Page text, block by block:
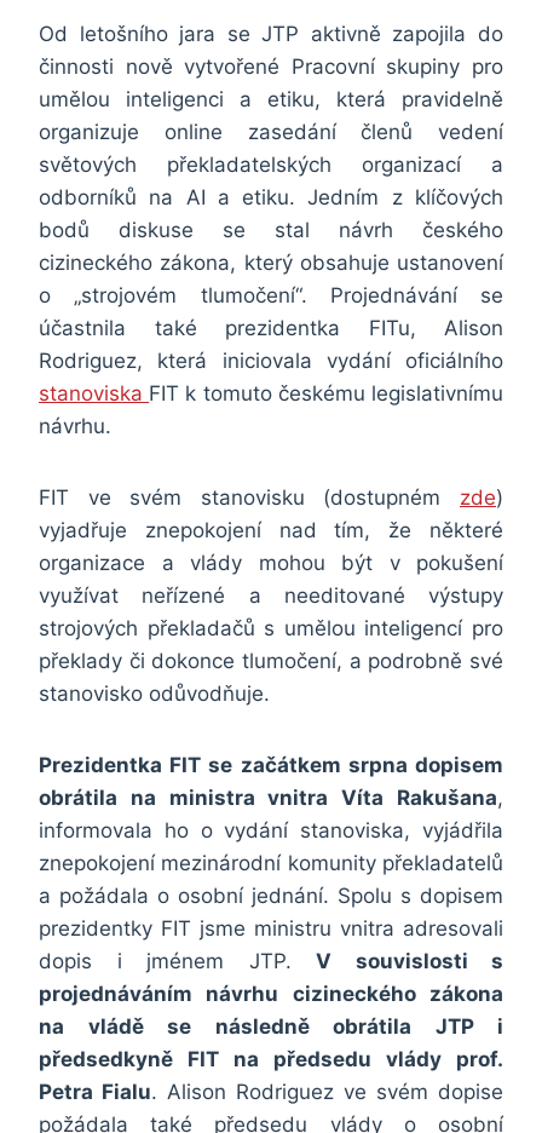
Od letošního jara se JTP aktivně zapojila do
činnosti nově vytvořené Pracovní skupiny pro
umělou inteligenci a etiku, která pravidelně
organizuje online zasedání členů vedení
světových překladatelských organizací a
odborníků na AI a etiku. Jedním z klíčových
bodů diskuse se stal návrh českého
cizineckého zákona, který obsahuje ustanovení
o „strojovém tlumočení“. Projednávání se
účastnila také prezidentka FITu, Alison
Rodriguez, která iniciovala vydání oficiálního
stanoviska FIT k tomuto českému legislativnímu
návrhu.
FIT ve svém stanovisku (dostupném zde)
vyjadřuje znepokojení nad tím, že některé
organizace a vlády mohou být v pokušení
využívat neřízené a needitované výstupy
strojových překladačů s umělou inteligencí pro
překlady či dokonce tlumočení, a podrobně své
stanovisko odůvodňuje.
Prezidentka FIT se začátkem srpna dopisem
obrátila na ministra vnitra Víta Rakušana,
informovala ho o vydání stanoviska, vyjádřila
znepokojení mezinárodní komunity překladatelů
a požádala o osobní jednání. Spolu s dopisem
prezidentky FIT jsme ministru vnitra adresovali
dopis i jménem JTP. V souvislosti s
projednáváním návrhu cizineckého zákona
na vládě se následně obrátila JTP i
předsedkyně FIT na předsedu vlády prof.
Petra Fialu. Alison Rodriguez ve svém dopise
požádala také předsedu vlády o osobní